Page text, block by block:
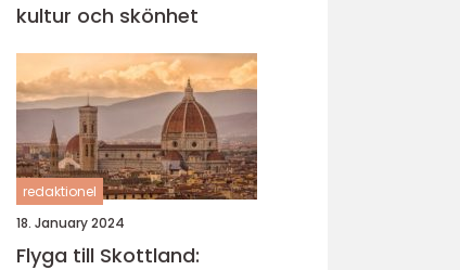
kultur och skönhet
redaktionel
18. January 2024
Flyga till Skottland: